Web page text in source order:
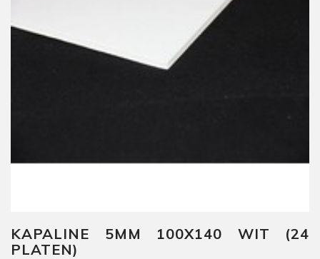
KAPALINE 5MM 100X140 WIT (24
PLATEN)